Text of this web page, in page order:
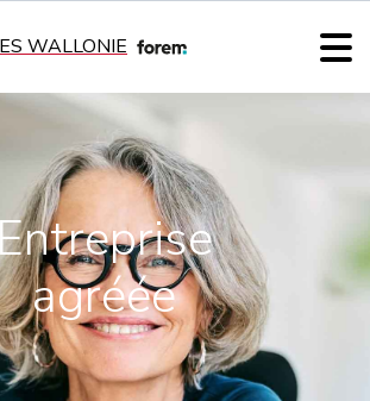
WALLONIE
Entreprise
agréée